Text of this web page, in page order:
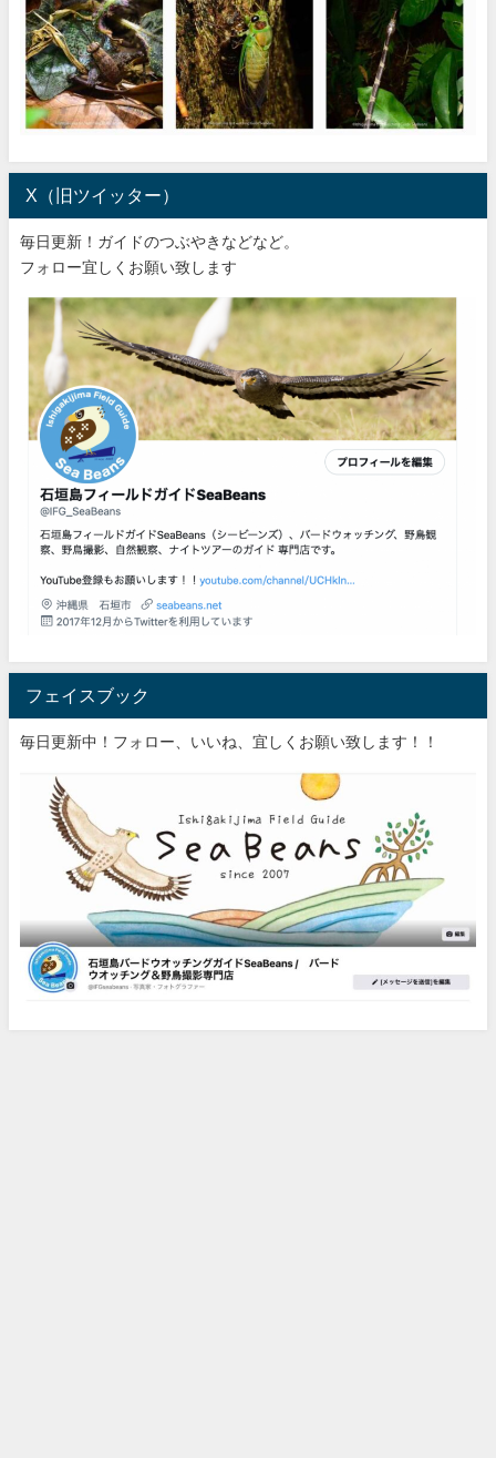
X（旧ツイッター）
毎日更新！ガイドのつぶやきなどなど。
フォロー宜しくお願い致します
フェイスブック
毎日更新中！フォロー、いいね、宜しくお願い致します！！